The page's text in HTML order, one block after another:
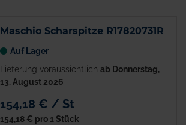
Maschio Scharspitze R17820731R
Auf Lager
Lieferung voraussichtlich ab Donnerstag,
13. August 2026
154,18 € / St
154,18 € pro 1 Stück